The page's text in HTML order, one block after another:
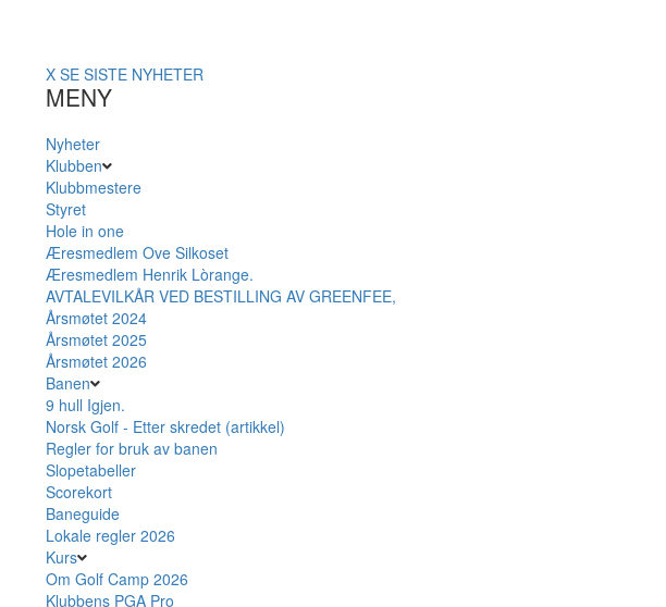
X SE SISTE NYHETER
MENY
Nyheter
Klubben
Klubbmestere
Styret
Hole in one
Æresmedlem Ove Silkoset
Æresmedlem Henrik Lòrange.
AVTALEVILKÅR VED BESTILLING AV GREENFEE,
Årsmøtet 2024
Årsmøtet 2025
Årsmøtet 2026
Banen
9 hull Igjen.
Norsk Golf - Etter skredet (artikkel)
Regler for bruk av banen
Slopetabeller
Scorekort
Baneguide
Lokale regler 2026
Kurs
Om Golf Camp 2026
Klubbens PGA Pro